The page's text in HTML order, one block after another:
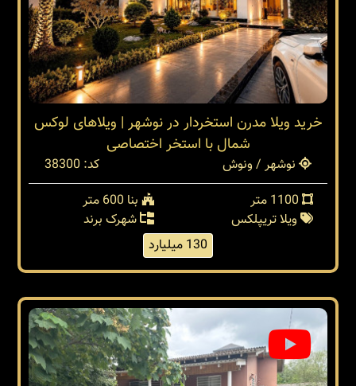
خرید ویلا مدرن استخردار در نوشهر | ویلاهای لوکس
شمال با استخر اختصاصی
نوشهر / ونوش
کد: 38300
بنا 600 متر
ویلا تریپلکس
شهرک برند
130 میلیارد